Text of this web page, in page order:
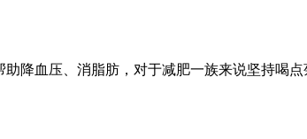
降血压、消脂肪，对于减肥一族来说坚持喝点